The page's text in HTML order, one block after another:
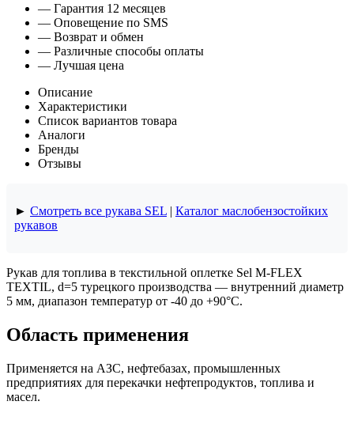
— Гарантия 12 месяцев
— Оповещение по SMS
— Возврат и обмен
— Различные способы оплаты
— Лучшая цена
Описание
Характеристики
Список вариантов товара
Аналоги
Бренды
Отзывы
► Смотреть все рукава SEL | Каталог маслобензостойких
рукавов
Рукав для топлива в текстильной оплетке Sel M-FLEX
TEXTIL, d=5 турецкого производства — внутренний диаметр
5 мм, диапазон температур от -40 до +90°C.
Область применения
Применяется на АЗС, нефтебазах, промышленных
предприятиях для перекачки нефтепродуктов, топлива и
масел.